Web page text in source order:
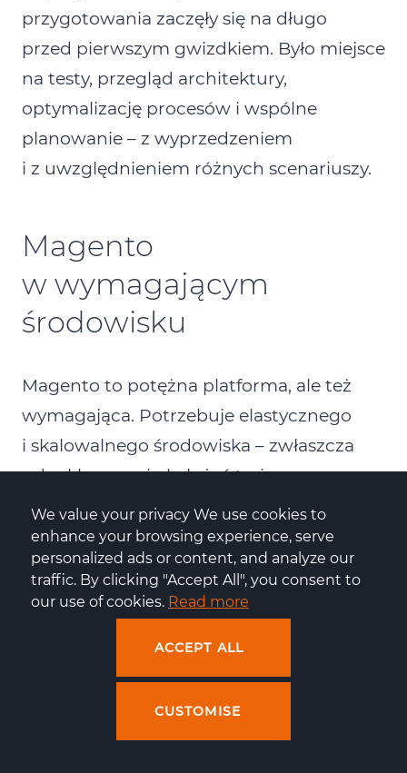
przygotowania zaczęły się na długo
przed pierwszym gwizdkiem. Było miejsce
na testy, przegląd architektury,
optymalizację procesów i wspólne
planowanie – z wyprzedzeniem
i z uwzględnieniem różnych scenariuszy.
Magento
w wymagającym
środowisku
Magento to potężna platforma, ale też
wymagająca. Potrzebuje elastycznego
i skalowalnego środowiska – zwłaszcza
gdy sklep musi obsłużyć tysiące
zamówień w godzinę. Właśnie dlatego
klasyczny VPS to za mało. I właśnie
dlatego Centuria Cloud okazała się
najlepszym wyborem: bo daje pełną
kontrolę, wysoką wydajność i możliwość
reagowania na bieżąco (dodatkowe
zasoby, admin może dołożyć w każdej
We value your privacy We use cookies to
enhance your browsing experience, serve
personalized ads or content, and analyze our
traffic. By clicking "Accept All", you consent to
our use of cookies. Read more
ACCEPT ALL
CUSTOMISE